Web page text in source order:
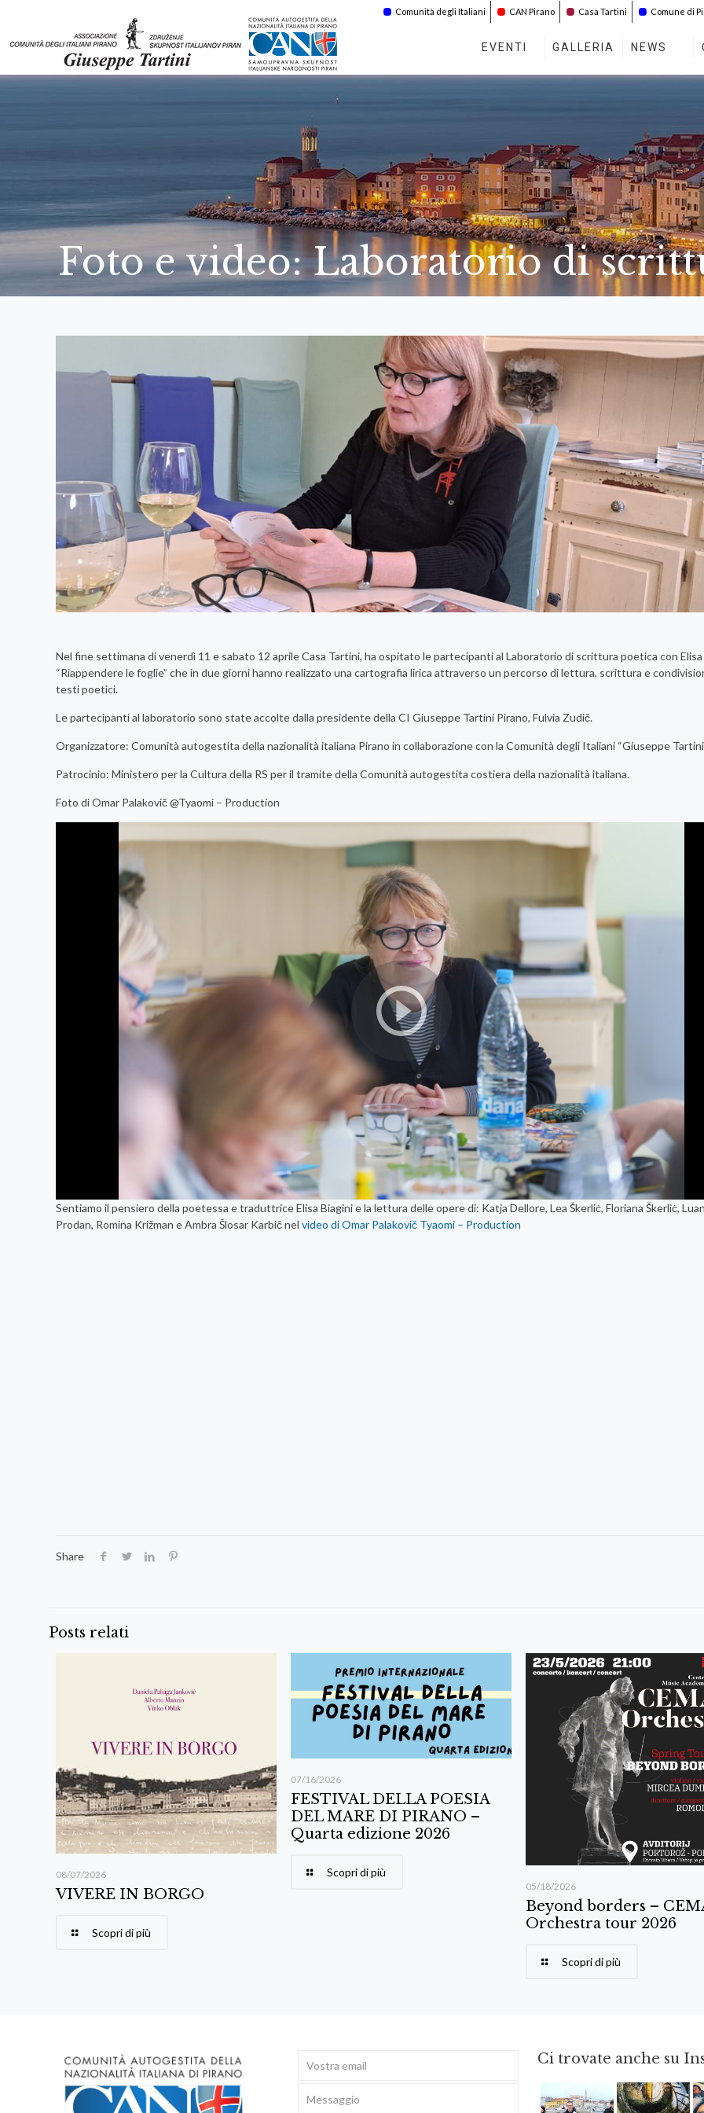
Comunità degli Italiani CAN Pirano Casa Tartini Comune di
EVENTI GALLERIA NEWS
Foto e video: Laboratorio di
Nel fine settimana di venerdì 11 e sabato 12 aprile Casa Tartini, ha ospitato le partecipanti al Laboratorio di scrittura poetica con Elisa
“Riappendere le foglie” che in due giorni hanno realizzato una cartografia lirica attraverso un percorso di lettura, scrittura e
testi poetici.
Le partecipanti al laboratorio sono state accolte dalla presidente della CI Giuseppe Tartini Pirano, Fulvia Zudič.
Organizzatore: Comunità autogestita della nazionalità italiana Pirano in collaborazione con la Comunità degli Italiani “Giuseppe
Patrocinio: Ministero per la Cultura della RS per il tramite della Comunità autogestita costiera della nazionalità italiana.
Foto di Omar Palakovič @Tyaomi – Production
Sentiamo il pensiero della poetessa e traduttrice Elisa Biagini e la lettura delle opere di: Katja Dellore, Lea Škerliċ, Floriana Škerliċ,
Prodan, Romina Križman e Ambra Šlosar Karbič nel video di Omar Palakovič Tyaomi – Production
Share
Posts relati
08/07/2026
VIVERE IN BORGO
Scopri di più
07/16/2026
FESTIVAL DELLA POESIA
DEL MARE DI PIRANO –
Quarta edizione 2026
Scopri di più
05/18/2026
Beyond borders –
Orchestra tour 2026
Scopri di più
Ci trovate anche su